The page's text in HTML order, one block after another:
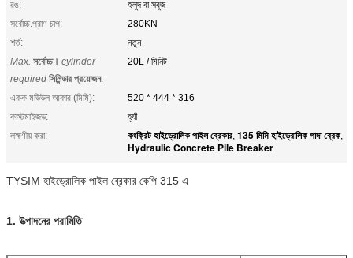
রঙ:
হলুদ বা সবুজ
সর্বোচ্চ.প্রাণ চাপ:
280KN
শর্ত:
নতুন
Max. সর্বোচ্চ। cylinder
required সিলিন্ডার প্রয়োজন:
20L / মিনিট
একক মডিউল আকার (মিমি):
520 * 444 * 316
কাস্টমাইজড:
হ্যাঁ
লক্ষণীয় করা:
কংক্রিট হাইড্রোলিক পাইল ব্রেকার, 135 মিমি হাইড্রোলিক গাদা ব্রেক,
Hydraulic Concrete Pile Breaker
TYSIM হাইড্রোলিক পাইল ব্রেকার কেপি 315 এ
1. উত্পাদনের পরামিতি